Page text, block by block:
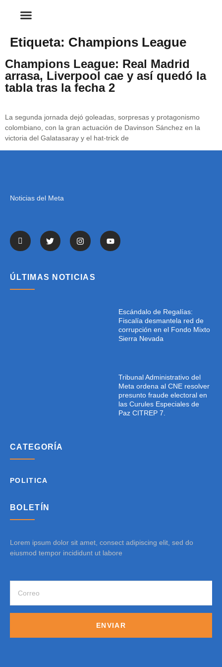
Etiqueta: Champions League
Champions League: Real Madrid
arrasa, Liverpool cae y así quedó la
tabla tras la fecha 2
La segunda jornada dejó goleadas, sorpresas y protagonismo
colombiano, con la gran actuación de Davinson Sánchez en la
victoria del Galatasaray y el hat-trick de
Noticias del Meta
ÚLTIMAS NOTICIAS
Escándalo de Regalías:
Fiscalía desmantela red de
corrupción en el Fondo Mixto
Sierra Nevada
Tribunal Administrativo del
Meta ordena al CNE resolver
presunto fraude electoral en
las Curules Especiales de
Paz CITREP 7.
CATEGORÍA
POLITICA
BOLETÍN
Lorem ipsum dolor sit amet, consect adipiscing elit, sed do
eiusmod tempor incididunt ut labore
ENVIAR